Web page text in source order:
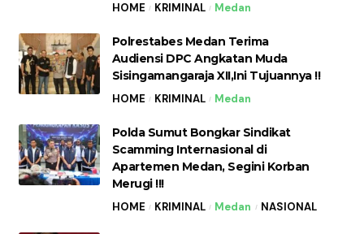
HOME KRIMINAL Medan
Polrestabes Medan Terima
Audiensi DPC Angkatan Muda
Sisingamangaraja XII,Ini Tujuannya !!
HOME KRIMINAL Medan
Polda Sumut Bongkar Sindikat
Scamming Internasional di
Apartemen Medan, Segini Korban
Merugi !!!
HOME KRIMINAL Medan NASIONAL